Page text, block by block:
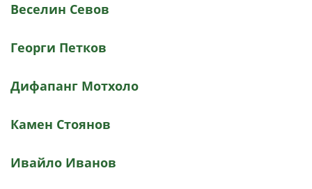
Веселин Севов
Георги Петков
Дифапанг Мотхоло
Камен Стоянов
Ивайло Иванов